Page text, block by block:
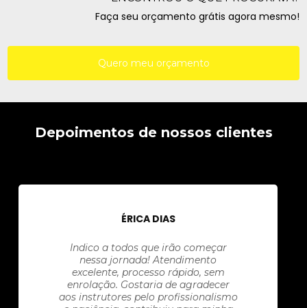
Faça seu orçamento grátis agora mesmo!
Quero meu orçamento
Depoimentos de nossos clientes
ÉRICA DIAS
Indico a todos que irão começar
nessa jornada! Atendimento
excelente, processo rápido, sem
enrolação. Gostaria de agradecer
aos instrutores pelo profissionalismo